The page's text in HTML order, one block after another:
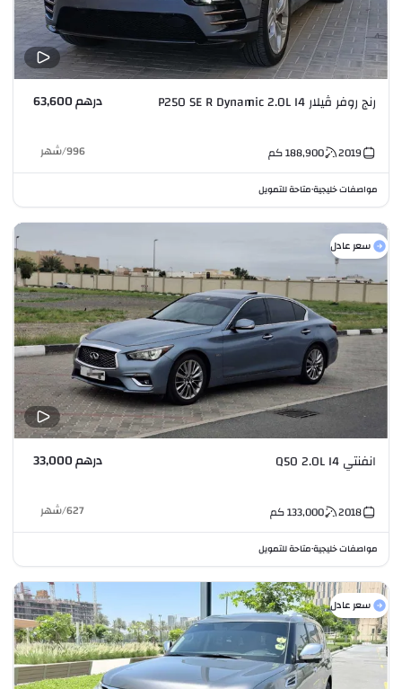
رنج روفر ڤيلار P250 SE R Dynamic 2.0L I4 درهم 63,600
2019
188,900كم 996
/شهر
مواصفات خليجية•متاحة للتمويل
سعر عادل
انفنتي Q50 2.0L I4 درهم 33,000
2018
133,000كم 627
/شهر
مواصفات خليجية•متاحة للتمويل
سعر عادل